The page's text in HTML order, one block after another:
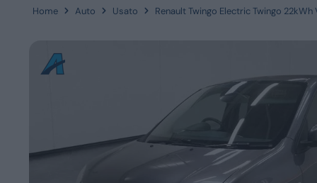
Azienda
Home Auto Usato Renault Twingo Electric Twingo 22kWh